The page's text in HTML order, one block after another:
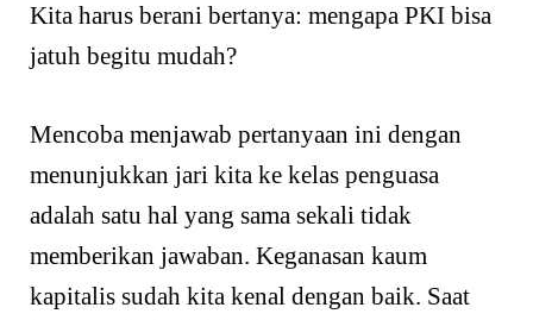
Kita harus berani bertanya: mengapa PKI bisa
jatuh begitu mudah?
Mencoba menjawab pertanyaan ini dengan
menunjukkan jari kita ke kelas penguasa
adalah satu hal yang sama sekali tidak
memberikan jawaban. Keganasan kaum
kapitalis sudah kita kenal dengan baik. Saat